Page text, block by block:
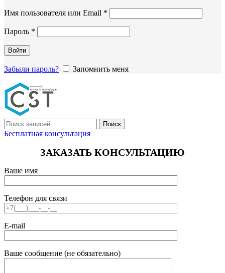
Имя пользователя или Email *
Пароль *
Войти
Забыли пароль? Запомнить меня
Поиск
Бесплатная консультация
ЗАКАЗАТЬ КОНСУЛЬТАЦИЮ
Ваше имя
Телефон для связи
E-mail
Ваше сообщение (не обязательно)